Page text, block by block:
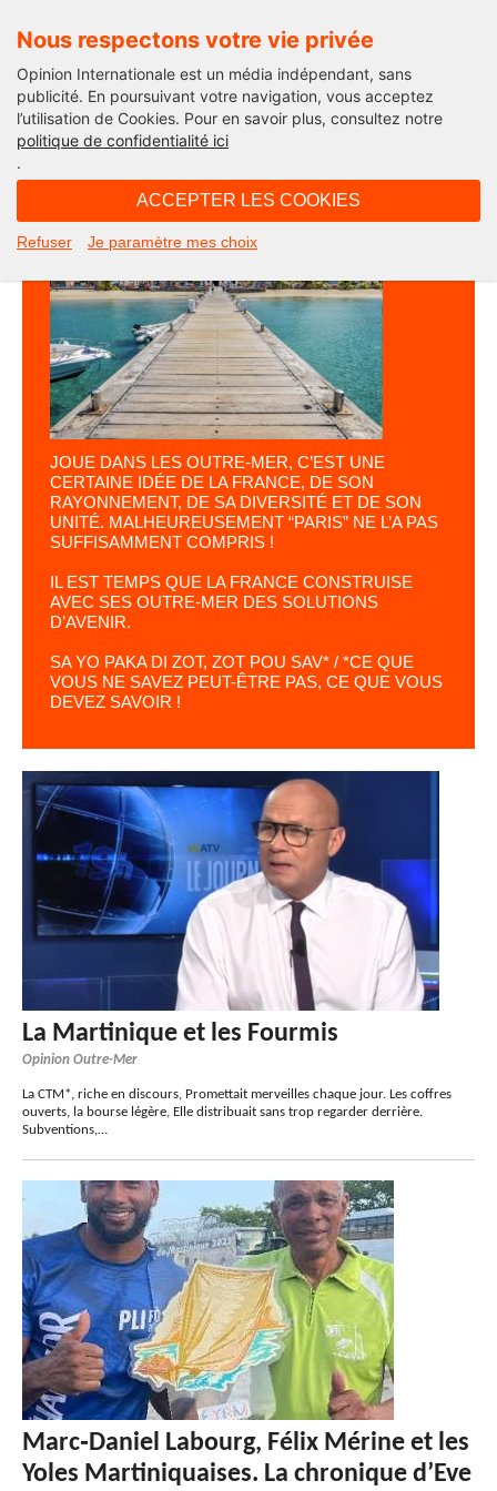
Nous respectons votre vie privée
Opinion Internationale est un média indépendant, sans
publicité. En poursuivant votre navigation, vous acceptez
l’utilisation de Cookies. Pour en savoir plus, consultez notre
politique de confidentialité ici
.
ACCEPTER LES COOKIES
Refuser Je paramètre mes choix
Opinion Outre-Mer
QUI
JOUE DANS LES OUTRE-MER, C’EST UNE
CERTAINE IDÉE DE LA FRANCE, DE SON
RAYONNEMENT, DE SA DIVERSITÉ ET DE SON
UNITÉ. MALHEUREUSEMENT “PARIS” NE L’A PAS
SUFFISAMMENT COMPRIS !
IL EST TEMPS QUE LA FRANCE CONSTRUISE
AVEC SES OUTRE-MER DES SOLUTIONS
D’AVENIR.
SA YO PAKA DI ZOT, ZOT POU SAV* / *CE QUE
VOUS NE SAVEZ PEUT-ÊTRE PAS, CE QUE VOUS
DEVEZ SAVOIR !
La Martinique et les Fourmis
Opinion Outre-Mer
La CTM*, riche en discours, Promettait merveilles chaque jour. Les coffres
ouverts, la bourse légère, Elle distribuait sans trop regarder derrière.
Subventions,…
Marc‑Daniel Labourg, Félix Mérine et les
Yoles Martiniquaises. La chronique d’Eve